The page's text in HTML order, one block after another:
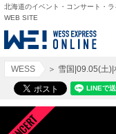
北海道のイベント・コンサート・
WEB SITE
WESS ＞ 雪国|09.05(土